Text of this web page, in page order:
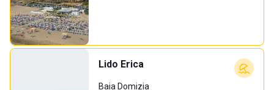
Lido Erica
Baia Domizia